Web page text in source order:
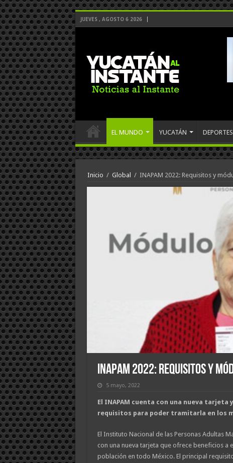
JUEVES , AGOSTO 6 2026
EL MUNDO YUCATÁN DEPORTES
Inicio / Global / INAPAM 2022: Requisitos y
INAPAM 2022: Requisitos y
5 mayo, 2022
El INAPAM cuenta con una nueva tarjeta
requisitos para poder tramitarla en los
El Instituto Nacional de las Personas Adultas
con una nueva tarjeta que ofrece beneficios a
población en todo México. El principal